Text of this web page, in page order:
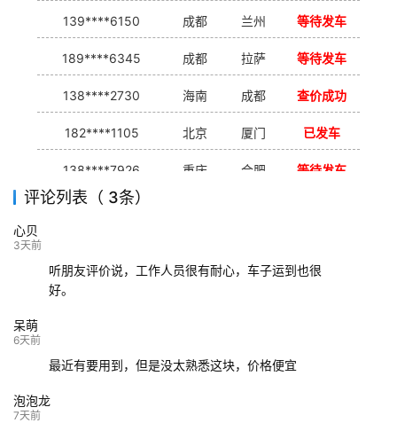
139****6150 成都 兰州 等待发车
189****6345 成都 拉萨 等待发车
138****2730 海南 成都 查价成功
182****1105 北京 厦门 已发车
138****7926 重庆 合肥 等待发车
139****9233
评论列表（ 3条）
心贝
3天前
听朋友评价说，工作人员很有耐心，车子运到也很
好。
呆萌
6天前
最近有要用到，但是没太熟悉这块，价格便宜
泡泡龙
7天前